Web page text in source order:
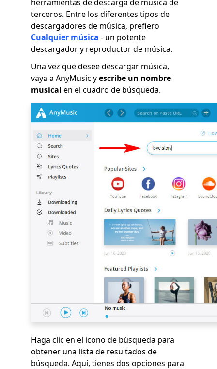
herramientas de descarga de música de
terceros. Entre los diferentes tipos de
descargadores de música, prefiero
Cualquier música - un potente
descargador y reproductor de música.
Una vez que desee descargar música,
vaya a AnyMusic yescribe un nombre
musical en el cuadro de búsqueda.
Haga clic en el icono de búsqueda para
obtener una lista de resultados de
búsqueda. Aquí, tienes dos opciones para